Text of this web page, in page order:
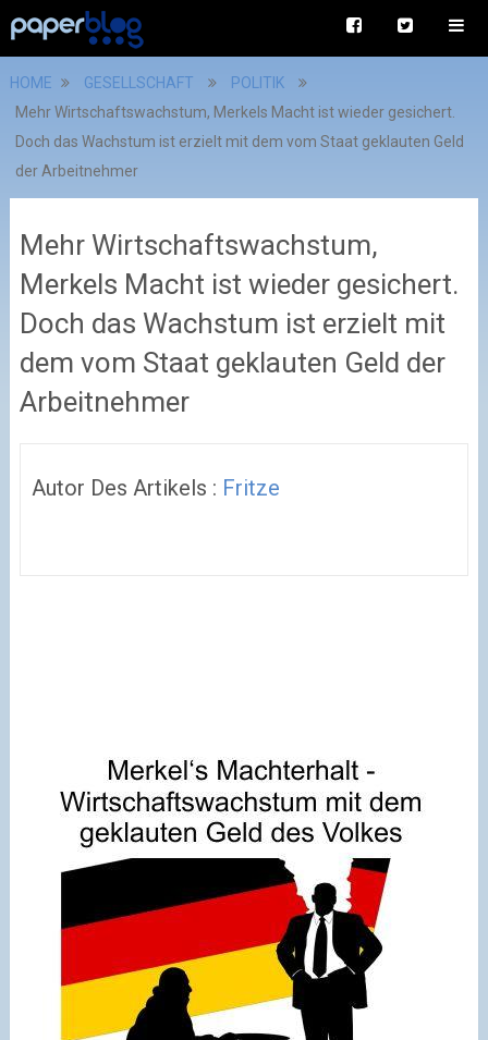
HOME GESELLSCHAFT
POLITIK
Mehr Wirtschaftswachstum, Merkels Macht ist wieder gesichert.
Doch das Wachstum ist erzielt mit dem vom Staat geklauten Geld
der Arbeitnehmer
Mehr Wirtschaftswachstum,
Merkels Macht ist wieder gesichert.
Doch das Wachstum ist erzielt mit
dem vom Staat geklauten Geld der
Arbeitnehmer
Autor Des Artikels : Fritze